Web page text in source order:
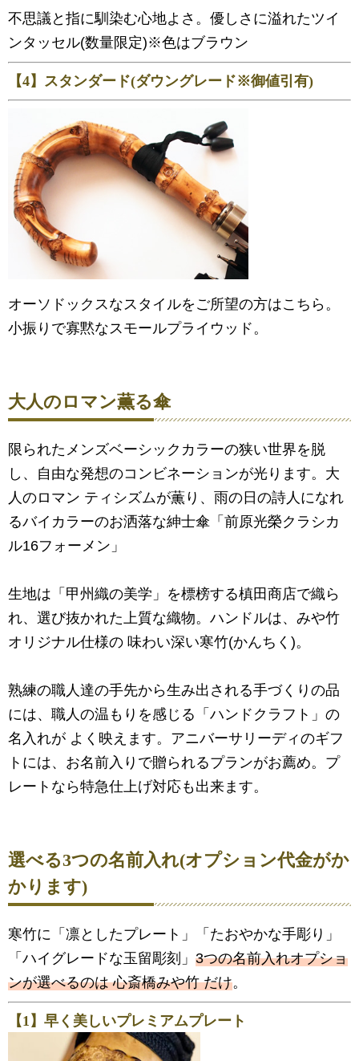
不思議と指に馴染む心地よさ。優しさに溢れたツイ
ンタッセル(数量限定)※色はブラウン
【4】スタンダード(ダウングレード※御値引有)
オーソドックスなスタイルをご所望の方はこちら。
小振りで寡黙なスモールプライウッド。
大人のロマン薫る傘
限られたメンズベーシックカラーの狭い世界を脱
し、自由な発想のコンビネーションが光ります。大
人のロマン ティシズムが薫り、雨の日の詩人になれ
るバイカラーのお洒落な紳士傘「前原光榮クラシカ
ル16フォーメン」
生地は「甲州織の美学」を標榜する槙田商店で織ら
れ、選び抜かれた上質な織物。ハンドルは、みや竹
オリジナル仕様の 味わい深い寒竹(かんちく)。
熟練の職人達の手先から生み出される手づくりの品
には、職人の温もりを感じる「ハンドクラフト」の
名入れが よく映えます。アニバーサリーディのギフ
トには、お名前入りで贈られるプランがお薦め。プ
レートなら特急仕上げ対応も出来ます。
選べる3つの名前入れ(オプション代金がか
かります)
寒竹に「凛としたプレート」「たおやかな手彫り」
「ハイグレードな玉留彫刻」 3つの名前入れオプショ
ンが選べるのは 心斎橋みや竹 だけ。
【1】早く美しいプレミアムプレート